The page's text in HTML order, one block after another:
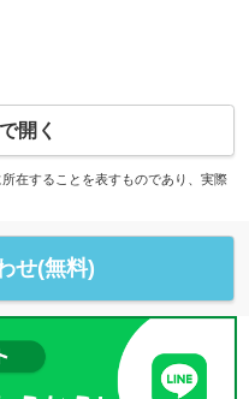
開く
在することを表すものであり、実際
せ(無料)